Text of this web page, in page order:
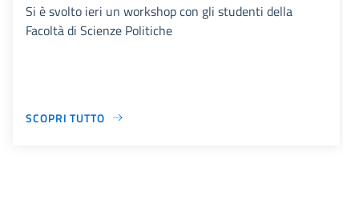
Si è svolto ieri un workshop con gli studenti della
Facoltà di Scienze Politiche
SCOPRI TUTTO